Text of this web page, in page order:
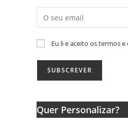
Eu li e aceito os termos
Quer Personalizar?